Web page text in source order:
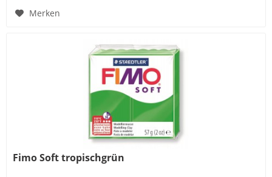
Merken
Fimo Soft tropischgrün